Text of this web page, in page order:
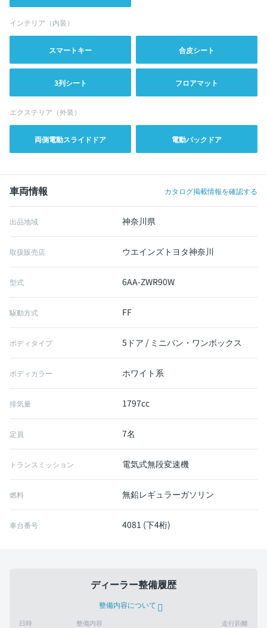
インテリア（内装）
スマートキー 合皮シート
3列シート フロアマット
エクステリア（外装）
両側電動スライドドア 電動バックドア
車両情報 カタログ掲載情報を確認する
出品地域 神奈川県
取扱販売店 ウエインズトヨタ神奈川
型式 6AA-ZWR90W
駆動方式 FF
ボディタイプ 5ドア / ミニバン・ワンボックス
ボディカラー ホワイト系
排気量 1797cc
定員 7名
トランスミッション 電気式無段変速機
燃料 無鉛レギュラーガソリン
車台番号 4081 (下4桁)
ディーラー整備履歴
整備内容について
日時 整備内容 走行距離